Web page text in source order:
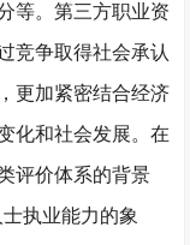
等。第三方职业资
竞争取得社会承认
更加紧密结合经济
化和社会发展。在
评价体系的背景
执业能力的象